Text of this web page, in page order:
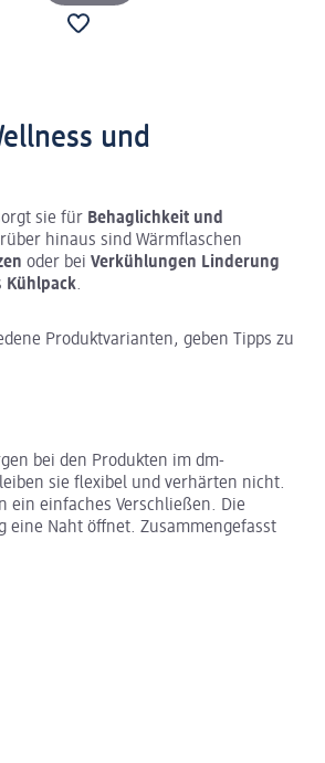
und
sie für Behaglichkeit und
hinaus sind Wärmflaschen
oder bei Verkühlungen Linderung
Kühlpack.
Produktvarianten, geben Tipps zu
bei den Produkten im dm-
sie flexibel und verhärten nicht.
ein einfaches Verschließen. Die
eine Naht öffnet. Zusammengefasst